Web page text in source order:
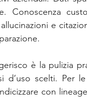
Conoscenza
e
è la pulizia
d’uso scelti. Per
con